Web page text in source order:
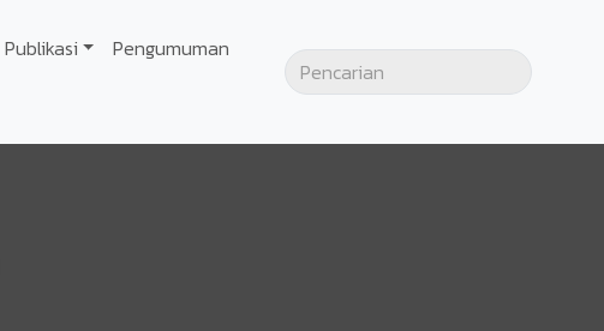
Publikasi
Pengumuman